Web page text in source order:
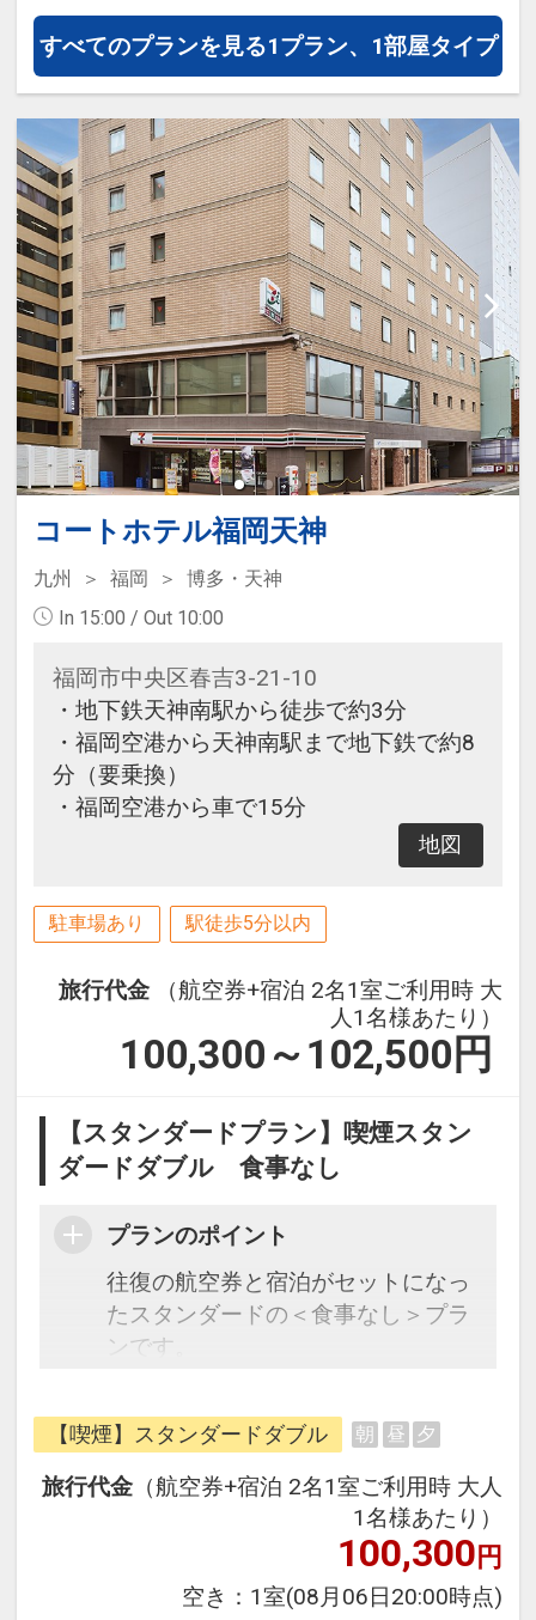
要事前予約となりますので、詳しく
は直接ホテルへお問い合わせくださ
い。
すべてのプランを見る1プラン、1部屋タイプ
コートホテル福岡天神
九州 福岡
博多・天神
In 15:00 / Out 10:00
福岡市中央区春吉3-21-10
・地下鉄天神南駅から徒歩で約3分
・福岡空港から天神南駅まで地下鉄で約8
分（要乗換）
・福岡空港から車で15分
地図
駐車場あり 駅徒歩5分以内
旅行代金
（航空券+宿泊 2名1室ご利用時 大
人1名様あたり）
100,300～102,500 円
【スタンダードプラン】喫煙スタン
ダードダブル 食事なし
プランのポイント
往復の航空券と宿泊がセットになっ
たスタンダードの＜食事なし＞プラ
ンです。
できるダイナミックパッケージだか
ら、一都市滞在はもちろん周遊旅行
にも最適！
旅行期間中の1泊だけの宿泊や延
泊・飛び泊なども自由自在です。
JALマイレージ会員の方にはフライ
トマイルが50%貯まります。
【喫煙】スタンダードダブル 朝 昼 夕
旅行代金 （航空券+宿泊 2名1室ご利用時 大人
1名様あたり）
100,300円
空き： 1室(08月06日20:00時点)